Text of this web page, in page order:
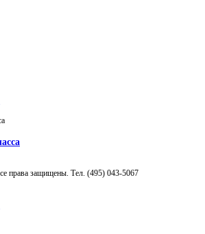
права защищены. Тел. (495) 043-5067